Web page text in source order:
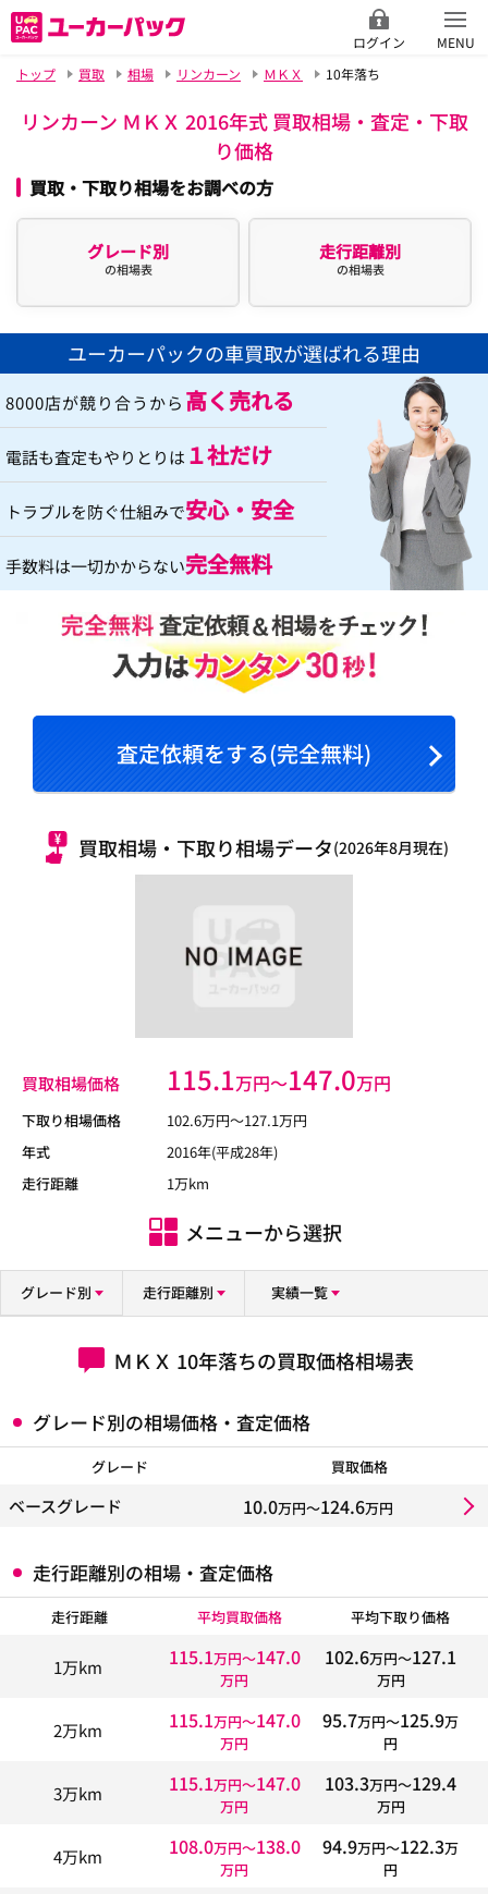
ログイン
MENU
トップ
買取 相場 リンカーン ＭＫＸ 10年落ち
リンカーン ＭＫＸ 2016年式 買取相場・査定・下取
り価格
買取・下取り相場をお調べの方
グレード別
の相場表
走行距離別
の相場表
ユーカーパックの車買取が選ばれる理由
8000店が競り合うから 高く売れる
電話も査定もやりとりは １社だけ
トラブルを防ぐ仕組みで安心・安全
手数料は一切かからない完全無料
査定依頼をする(完全無料)
買取相場・下取り相場データ(2026年8月現在)
買取相場価格 115.1万円〜147.0万円
下取り相場価格 102.6万円〜127.1万円
年式
2016年(平成28年)
走行距離
1万km
メニューから選択
グレード別 走行距離別 実績一覧
ＭＫＸ 10年落ちの買取価格相場表
グレード別の相場価格・査定価格
グレード 買取価格
ベースグレード 10.0万円〜124.6万円
走行距離別の相場・査定価格
走行距離 平均買取価格 平均下取り価格
1万km 115.1万円〜147.0
万円
102.6万円〜127.1
万円
2万km 115.1万円〜147.0
万円
95.7万円〜125.9万
円
3万km 115.1万円〜147.0
万円
103.3万円〜129.4
万円
4万km 108.0万円〜138.0
万円
94.9万円〜122.3万
円